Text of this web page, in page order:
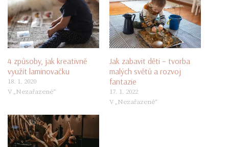
4 způsoby, jak kreativně
využít laminovačku
18. 1. 2020
V „Nezařazené“
Jak zabavit děti – tvorba
malých světů a rozvoj
fantazie
17. 1. 2022
V „Nezařazené“